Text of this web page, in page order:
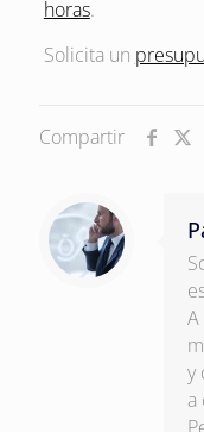
horas.
Solicita un
Compartir
y
a